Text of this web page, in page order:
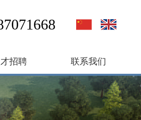
招聘 联系我们